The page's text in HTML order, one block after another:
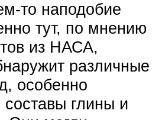
то наподобие
тут, по мнению
из НАСА,
различные
особенно
глины и